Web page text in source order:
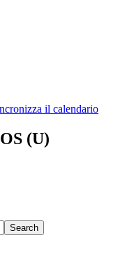
il calendario
(U)